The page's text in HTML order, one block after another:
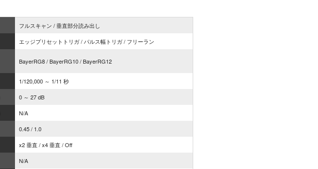
フルスキャン / 垂直部分読み出し
エッジプリセットトリガ / パルス幅トリガ / フリーラン
BayerRG8 / BayerRG10 / BayerRG12
1/120,000 ～ 1/11 秒
0 ～ 27 dB
N/A
0.45 / 1.0
x2 垂直 / x4 垂直 / Off
N/A